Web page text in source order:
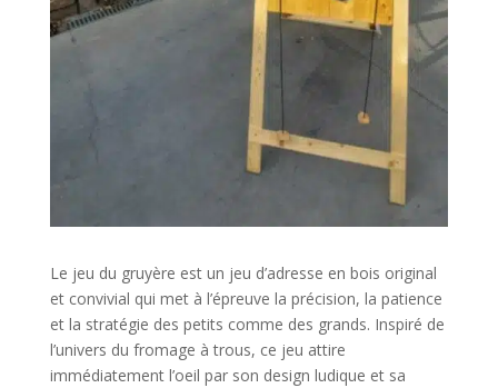
Le jeu du gruyère est un jeu d’adresse en bois original
et convivial qui met à l’épreuve la précision, la patience
et la stratégie des petits comme des grands. Inspiré de
l’univers du fromage à trous, ce jeu attire
immédiatement l’oeil par son design ludique et sa